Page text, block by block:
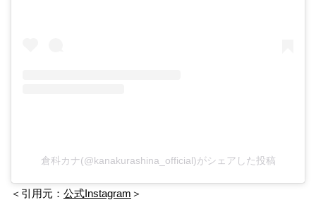
倉科カナ(@kanakurashina_official)がシェアした投稿
＜引用元： 公式Instagram ＞